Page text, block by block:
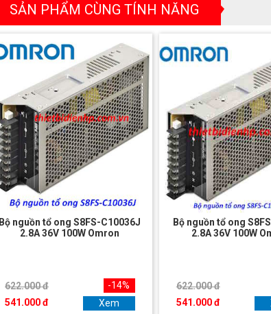
SẢN PHẨM CÙNG TÍNH NĂNG
Bộ nguồn tổ ong S8FS-C10036J
2.8A 36V 100W Omron
622.000 đ
541.000 đ
-14%
Xem
Bộ nguồn tổ ong
2.8A 36V 100W
622.000 đ
541.000 đ